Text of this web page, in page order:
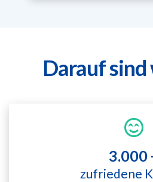
Darauf
3.000
zufriedene